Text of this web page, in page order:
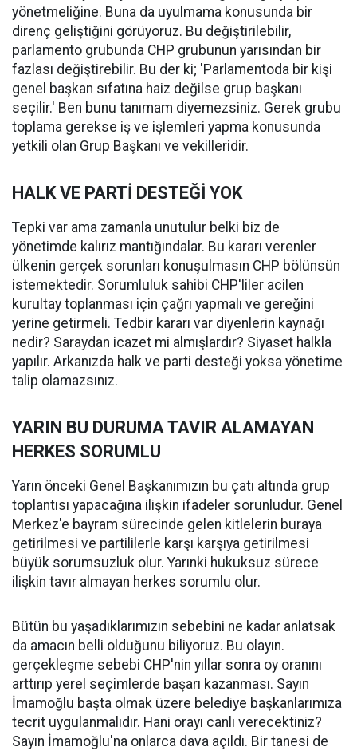
yönetmeliğine. Buna da uyulmama konusunda bir
direnç geliştiğini görüyoruz. Bu değiştirilebilir,
parlamento grubunda CHP grubunun yarısından bir
fazlası değiştirebilir. Bu der ki; 'Parlamentoda bir kişi
genel başkan sıfatına haiz değilse grup başkanı
seçilir.' Ben bunu tanımam diyemezsiniz. Gerek grubu
toplama gerekse iş ve işlemleri yapma konusunda
yetkili olan Grup Başkanı ve vekilleridir.
HALK VE PARTİ DESTEĞİ YOK
Tepki var ama zamanla unutulur belki biz de
yönetimde kalırız mantığındalar. Bu kararı verenler
ülkenin gerçek sorunları konuşulmasın CHP bölünsün
istemektedir. Sorumluluk sahibi CHP'liler acilen
kurultay toplanması için çağrı yapmalı ve gereğini
yerine getirmeli. Tedbir kararı var diyenlerin kaynağı
nedir? Saraydan icazet mi almışlardır? Siyaset halkla
yapılır. Arkanızda halk ve parti desteği yoksa yönetime
talip olamazsınız.
YARIN BU DURUMA TAVIR ALAMAYAN
HERKES SORUMLU
Yarın önceki Genel Başkanımızın bu çatı altında grup
toplantısı yapacağına ilişkin ifadeler sorunludur. Genel
Merkez'e bayram sürecinde gelen kitlelerin buraya
getirilmesi ve partililerle karşı karşıya getirilmesi
büyük sorumsuzluk olur. Yarınki hukuksuz sürece
ilişkin tavır almayan herkes sorumlu olur.
Bütün bu yaşadıklarımızın sebebini ne kadar anlatsak
da amacın belli olduğunu biliyoruz. Bu olayın.
gerçekleşme sebebi CHP'nin yıllar sonra oy oranını
arttırıp yerel seçimlerde başarı kazanması. Sayın
İmamoğlu başta olmak üzere belediye başkanlarımıza
tecrit uygulanmalıdır. Hani orayı canlı verecektiniz?
Sayın İmamoğlu'na onlarca dava açıldı. Bir tanesi de